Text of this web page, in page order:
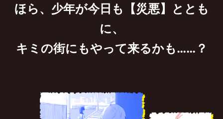
ほら、少年が今日も【災悪】ととも
に、
キミの街にもやって来るかも……？